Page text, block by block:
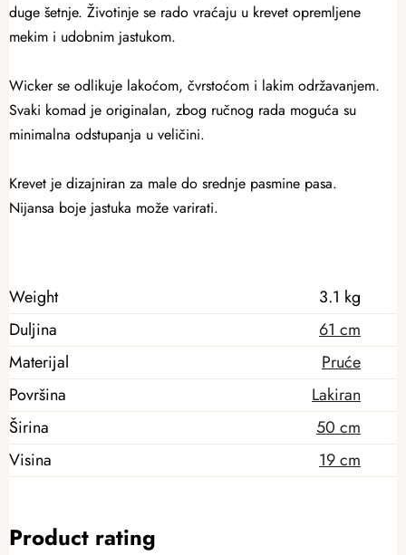
duge šetnje. Životinje se rado vraćaju u krevet opremljene
mekim i udobnim jastukom.
Wicker se odlikuje lakoćom, čvrstoćom i lakim održavanjem.
Svaki komad je originalan, zbog ručnog rada moguća su
minimalna odstupanja u veličini.
Krevet je dizajniran za male do srednje pasmine pasa.
Nijansa boje jastuka može varirati.
Weight
3.1 kg
Duljina
61 cm
Materijal
Pruće
Površina
Lakiran
Širina
50 cm
Visina
19 cm
Product rating